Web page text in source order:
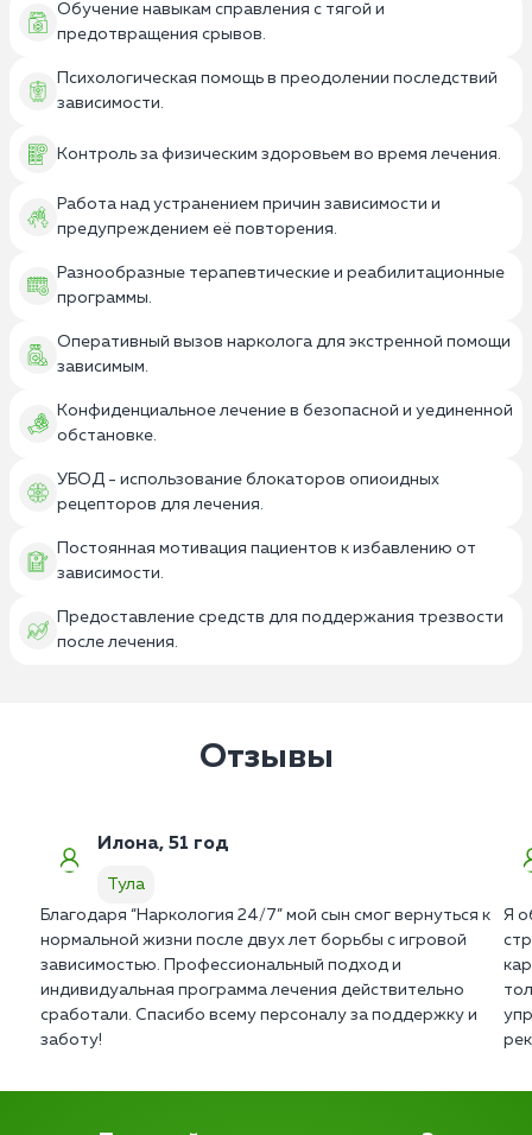
Обучение навыкам справления с тягой и
предотвращения срывов.
Психологическая помощь в преодолении последствий
зависимости.
Контроль за физическим здоровьем во время лечения.
Работа над устранением причин зависимости и
предупреждением её повторения.
Разнообразные терапевтические и реабилитационные
программы.
Оперативный вызов нарколога для экстренной помощи
зависимым.
Конфиденциальное лечение в безопасной и уединенной
обстановке.
УБОД - использование блокаторов опиоидных
рецепторов для лечения.
Постоянная мотивация пациентов к избавлению от
зависимости.
Предоставление средств для поддержания трезвости
после лечения.
Отзывы
Илона, 51 год
Тула
Благодаря “Наркология 24/7” мой сын смог вернуться к
нормальной жизни после двух лет борьбы с игровой
зависимостью. Профессиональный подход и
индивидуальная программа лечения действительно
сработали. Спасибо всему персоналу за поддержку и
заботу!
Я